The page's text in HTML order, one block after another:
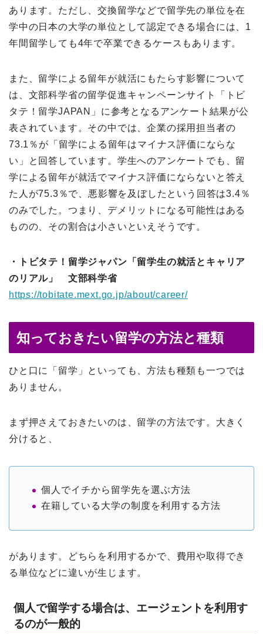
あります。ただし、交換留学などで留学先の単位を在
学中の日本の大学の単位として認定できる場合には、1
年間留学しても4年で卒業できるケースもあります。
また、留学による留年が就活にもたらす影響について
は、文部科学省の留学促進キャンペーンサイト「トビ
タテ！留学JAPAN」に参考となるアンケート結果が公
表されています。その中では、企業の採用担当者の
73.1％が「留学による留年はマイナス評価にならな
い」と回答しています。学生へのアンケートでも、留
学による留年が就活でマイナス評価にならないと答え
た人が75.3％で、悪影響を及ぼしたという回答は3.4％
のみでした。つまり、デメリットになる可能性はある
ものの、その割合は小さいといえそうです。
・トビタテ！留学ジャパン「留学生の就活とキャリア
のリアル」 文部科学省
https://tobitate.mext.go.jp/about/career/
知っておきたい留学の方法と種類
ひと口に「留学」といっても、方法も種類も一つでは
ありません。
まず押さえておきたいのは、留学の方法です。大きく
分けると、
個人でイチから留学先を選ぶ方法
在籍している大学の制度を利用する方法
があります。どちらを利用するかで、費用や取得でき
る単位などに違いが生じます。
個人で留学する場合は、エージェントを利用す
るのが一般的